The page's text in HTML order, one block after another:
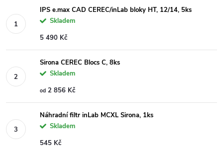
IPS e.max CAD CEREC/inLab bloky HT, 12/14, 5ks
Skladem
5 490 Kč
Sirona CEREC Blocs C, 8ks
Skladem
od 2 856 Kč
Náhradní filtr inLab MCXL Sirona, 1ks
Skladem
545 Kč